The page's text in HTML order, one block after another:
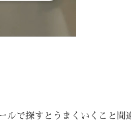
で探すとうまくいくこと間